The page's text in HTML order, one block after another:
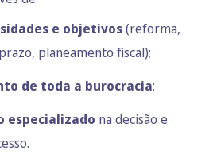
e objetivos(reforma,
planeamento fiscal);
de toda a burocracia;
especializado na decisão e